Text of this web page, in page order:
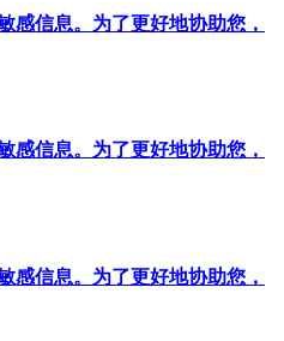
感信息。为了更好地协助您，
感信息。为了更好地协助您，
感信息。为了更好地协助您，